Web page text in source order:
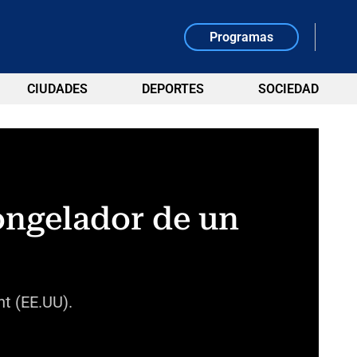
Programas
CIUDADES DEPORTES SOCIEDAD
de un
(EE.UU).